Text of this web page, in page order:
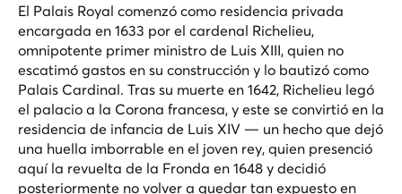
El Palais Royal comenzó como residencia privada
encargada en 1633 por el cardenal Richelieu,
omnipotente primer ministro de Luis XIII, quien no
escatimó gastos en su construcción y lo bautizó como
Palais Cardinal. Tras su muerte en 1642, Richelieu legó
el palacio a la Corona francesa, y este se convirtió en la
residencia de infancia de Luis XIV — un hecho que dejó
una huella imborrable en el joven rey, quien presenció
aquí la revuelta de la Fronda en 1648 y decidió
posteriormente no volver a quedar tan expuesto en